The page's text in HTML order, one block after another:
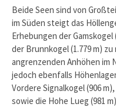
Beide Seen sind von
im Süden steigt das
Erhebungen der Gamskogel
der Brunnkogel (1.779 m)
angrenzenden Anhöhen im
jedoch ebenfalls
Vordere Signalkogel (906
sowie die Hohe Lueg (981